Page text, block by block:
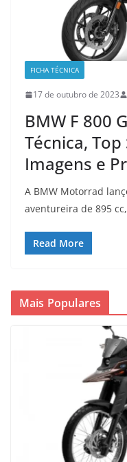
FICHA TÉCNICA
17 de outubro de 2023
BMW F 800
Técnica,
Imagens e
A BMW Motorrad
aventureira de 895
Read More
Mais Populares